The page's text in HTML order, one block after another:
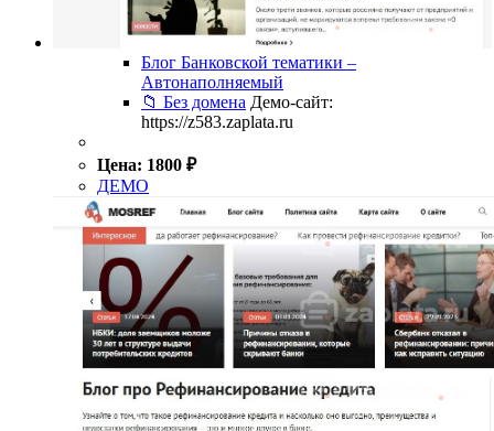
Блог Банковской тематики –
Автонаполняемый
📁 Без домена Демо-сайт:
https://z583.zaplata.ru
Цена: 1800 ₽
ДЕМО